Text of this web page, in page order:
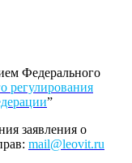
Федерального
регулирования
”
заявления о
mail@leovit.ru